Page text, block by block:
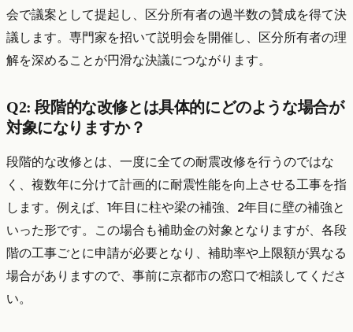
会で議案として提起し、区分所有者の過半数の賛成を得て決
議します。専門家を招いて説明会を開催し、区分所有者の理
解を深めることが円滑な決議につながります。
Q2: 段階的な改修とは具体的にどのような場合が
対象になりますか？
段階的な改修とは、一度に全ての耐震改修を行うのではな
く、複数年に分けて計画的に耐震性能を向上させる工事を指
します。例えば、1年目に柱や梁の補強、2年目に壁の補強と
いった形です。この場合も補助金の対象となりますが、各段
階の工事ごとに申請が必要となり、補助率や上限額が異なる
場合がありますので、事前に京都市の窓口で相談してくださ
い。